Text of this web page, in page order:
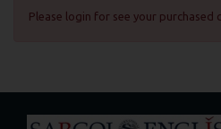
Please login for see your purchased